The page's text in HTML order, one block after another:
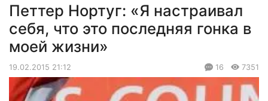
Петтер Нортуг: «Я настраивал
себя, что это последняя гонка в
моей жизни»
19.02.2015 21:12 16 7351